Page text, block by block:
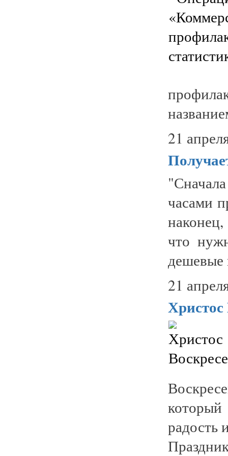
21
часами
что
дешевые
21
Христос
радость